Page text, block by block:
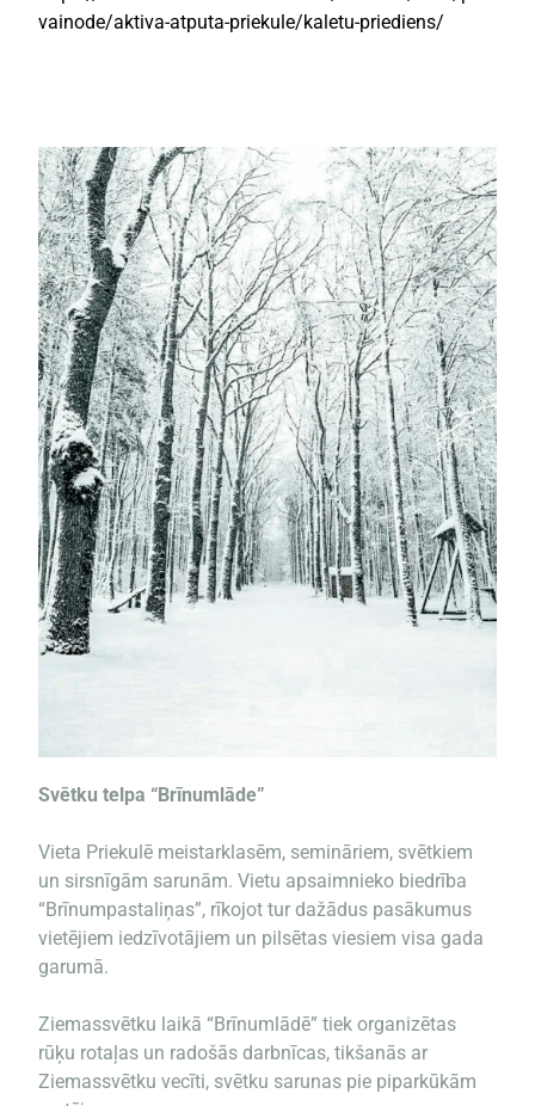
vainode/aktiva-atputa-priekule/kaletu-priediens/
Svētku telpa “Brīnumlāde”
Vieta Priekulē meistarklasēm, semināriem, svētkiem
un sirsnīgām sarunām. Vietu apsaimnieko biedrība
“Brīnumpastaliņas”, rīkojot tur dažādus pasākumus
vietējiem iedzīvotājiem un pilsētas viesiem visa gada
garumā.
Ziemassvētku laikā “Brīnumlādē” tiek organizētas
rūķu rotaļas un radošās darbnīcas, tikšanās ar
Ziemassvētku vecīti, svētku sarunas pie piparkūkām